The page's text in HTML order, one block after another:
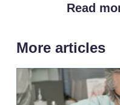
Read
More articles